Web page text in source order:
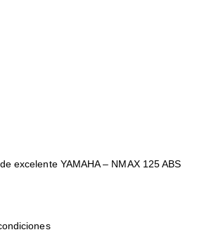
excelente YAMAHA – NMAX 125 ABS